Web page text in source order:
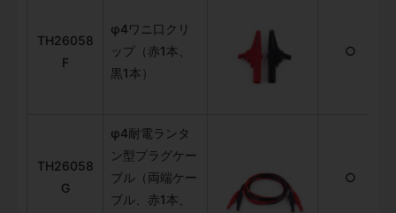
TH26058
F
φ4ワニ口クリ
ップ（赤1本、
黒1本）
○
TH26058
G
φ4耐電ランタ
ン型プラグケー
ブル（両端ケー
ブル、赤1本、
○